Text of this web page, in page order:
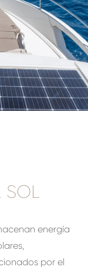
SOL
energía
por el